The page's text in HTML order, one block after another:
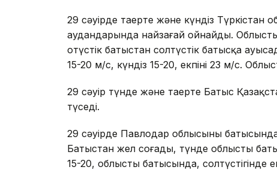
29 сәуірде таңертең және күндіз
аудандарында найзағай ойнайды.
оңтүстік батыстан солтүстік батысқа
15-20 м/с, күндіз 15-20, екпіні 23 м/с.
29 сәуір түнде және таңертең Батыс
түседі.
29 сәуірде Павлодар облысының
Батыстан жел соғады, түнде облыстың
15-20, облыстың батысында, солтүстігінде